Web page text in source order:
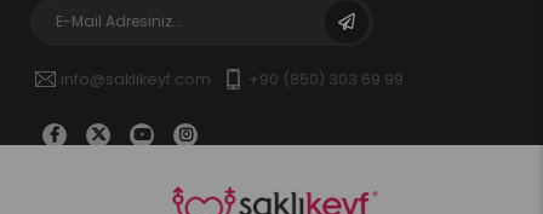
info@saklikeyf.com +90 (850) 303 69 99